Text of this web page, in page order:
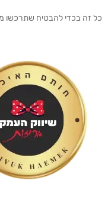
כל זה בכדי להבטיח שתרכשו